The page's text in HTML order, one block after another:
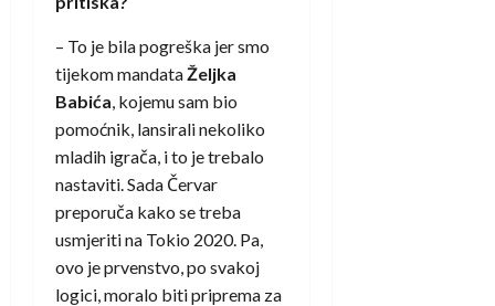
– To je bila pogreška jer smo
tijekom mandataŽeljka
Babića , kojemu sam bio
pomoćnik, lansirali nekoliko
mladih igrača, i to je trebalo
nastaviti. Sada Červar
preporuča kako se treba
usmjeriti na Tokio 2020. Pa,
ovo je prvenstvo, po svakoj
logici, moralo biti priprema za